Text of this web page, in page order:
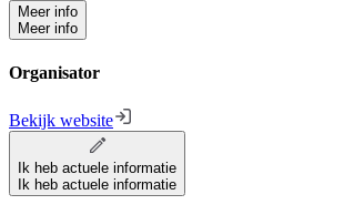
Meer info
Meer info
Organisator
Bekijk website
Ik heb actuele informatie
Ik heb actuele informatie